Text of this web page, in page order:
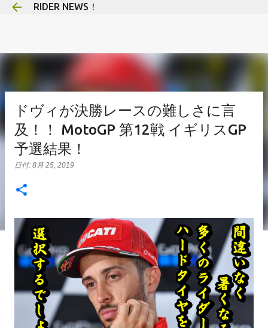
RIDER NEWS！
ドヴィが決勝レースの難しさに言
及！！ MotoGP 第12戦 イギリスGP
予選結果！
日付: 8月 25, 2019